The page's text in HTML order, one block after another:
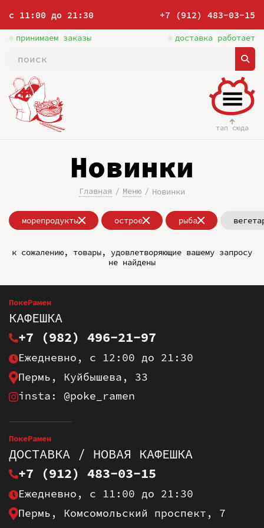
с 11:00 до 21:30 +7 (912) 483-03-15
принимаем заказы доставка работает
тап сюда
Новинки
Главная Меню Новинки
морепродукты острое рыба
к сожалению, товары, удовлетворяющие вашему запросу
не найдены
ПокеРамен
КАФЕШКА
+7 (982) 496-21-97
Ежедневно, с 12:00 до 21:30
Пермь, Куйбышева, 33
insta: @poke_ramen
ПокеРамен
ДОСТАВКА / НОВАЯ КАФЕШКА
+7 (912) 483-03-15
Ежедневно, с 11:00 до 21:30
Пермь, Комсомольский проспект, 7